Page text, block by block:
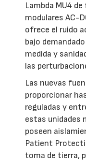
Lambda MU4
modulares AC-
ofrece el ruido
bajo
medida y
las
Las nuevas
proporcionar
reguladas y
estas unidades
poseen
Patient
toma de tierra,